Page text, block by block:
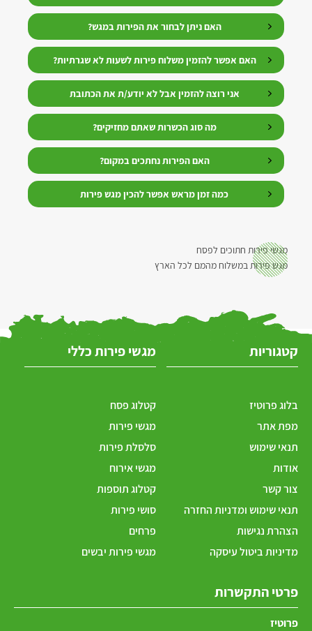
האם ניתן לבחור את הפירות במגש?
האם אפשר להזמין משלוח פירות לשעות לא שגרתיות?
אני רוצה להזמין אבל לא יודע/ת את הכתובת
מה סוג הכשרות שאתם מחזיקים?
האם הפירות נחתכים במקום?
כמה זמן מראש אפשר להכין מגש פירות
מגשי פירות חתוכים לפסח
מגש פירות במשלוח מהמם לכל הארץ
קטגוריות
בלוג פרוטיז
מפת אתר
תנאי שימוש
אודות
צור קשר
תנאי שימוש ומדניות החזרה
הצהרת נגישות
מדיניות ביטול עיסקה
מגשי פירות כללי
קטלוג פסח
מגשי פירות
סלסלת פירות
מגשי אירוח
קטלוג תוספות
סושי פירות
פרחים
מגשי פירות יבשים
פרטי התקשרות
פרוטיז